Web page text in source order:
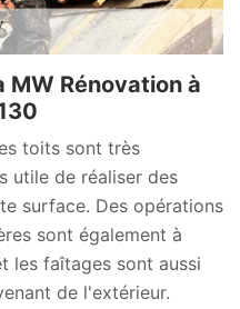
MW Rénovation à
toits sont très
utile de réaliser des
surface. Des opérations
sont également à
les faîtages sont aussi
de l'extérieur.